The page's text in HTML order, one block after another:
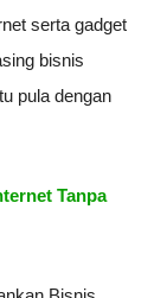
serta gadget
bisnis
pula dengan
Tanpa